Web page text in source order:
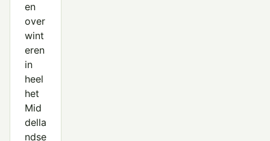
en
over
wint
eren
in
heel
het
Mid
della
ndse